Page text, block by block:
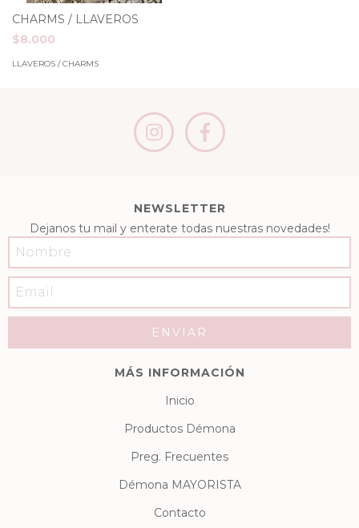
CHARMS / LLAVEROS
$8.000
LLAVEROS / CHARMS
NEWSLETTER
Dejanos tu mail y enterate todas nuestras novedades!
MÁS INFORMACIÓN
Inicio
Productos Démona
Preg. Frecuentes
Démona MAYORISTA
Contacto